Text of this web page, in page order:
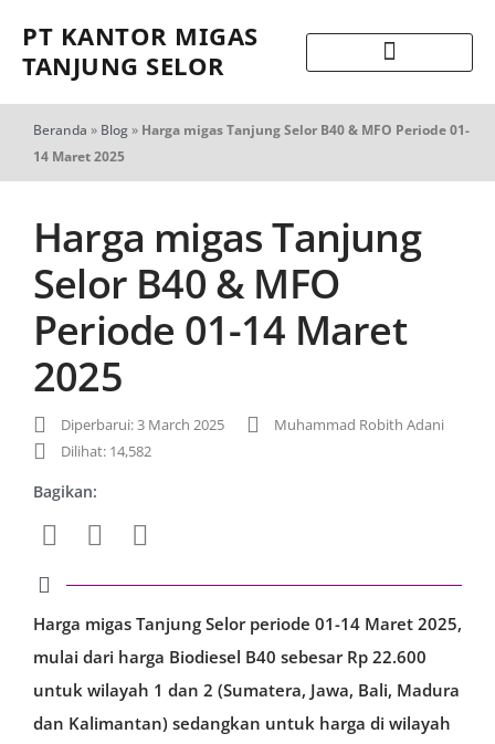
PT KANTOR MIGAS
TANJUNG SELOR
Beranda » Blog» Harga migas Tanjung Selor B40 & MFO Periode 01-
14 Maret 2025
Harga migas Tanjung
Selor B40 & MFO
Periode 01-14 Maret
2025
Diperbarui: 3 March 2025
Muhammad Robith Adani
Dilihat: 14,582
Bagikan:
Harga migas Tanjung Selor periode 01-14 Maret 2025,
mulai dari harga Biodiesel B40 sebesar Rp 22.600
untuk wilayah 1 dan 2 (Sumatera, Jawa, Bali, Madura
dan Kalimantan) sedangkan untuk harga di wilayah